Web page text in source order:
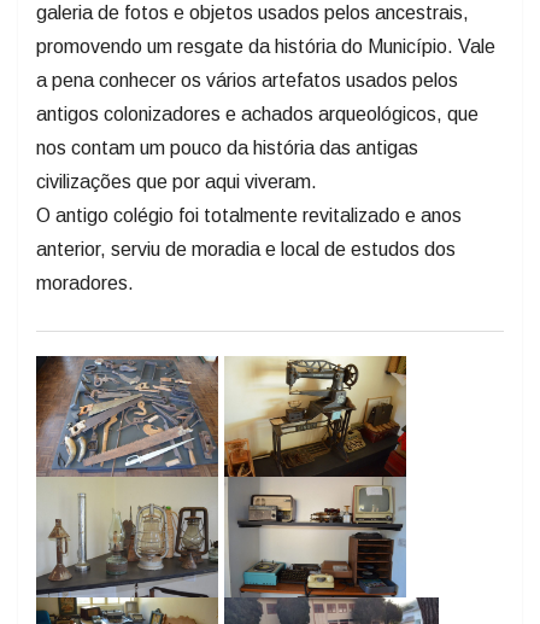
galeria de fotos e objetos usados pelos ancestrais,
promovendo um resgate da história do Município. Vale
a pena conhecer os vários artefatos usados pelos
antigos colonizadores e achados arqueológicos, que
nos contam um pouco da história das antigas
civilizações que por aqui viveram.
O antigo colégio foi totalmente revitalizado e anos
anterior, serviu de moradia e local de estudos dos
moradores.